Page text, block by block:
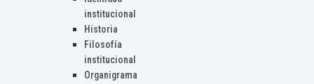
institucional
Historia
Filosofía
institucional
Organigrama